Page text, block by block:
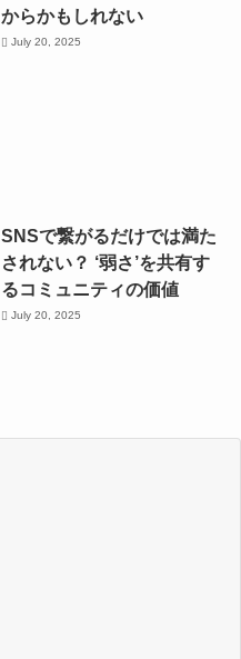
からかもしれない
July 20, 2025
SNSで繋がるだけでは満た
されない？ ‘弱さ’を共有す
るコミュニティの価値
July 20, 2025